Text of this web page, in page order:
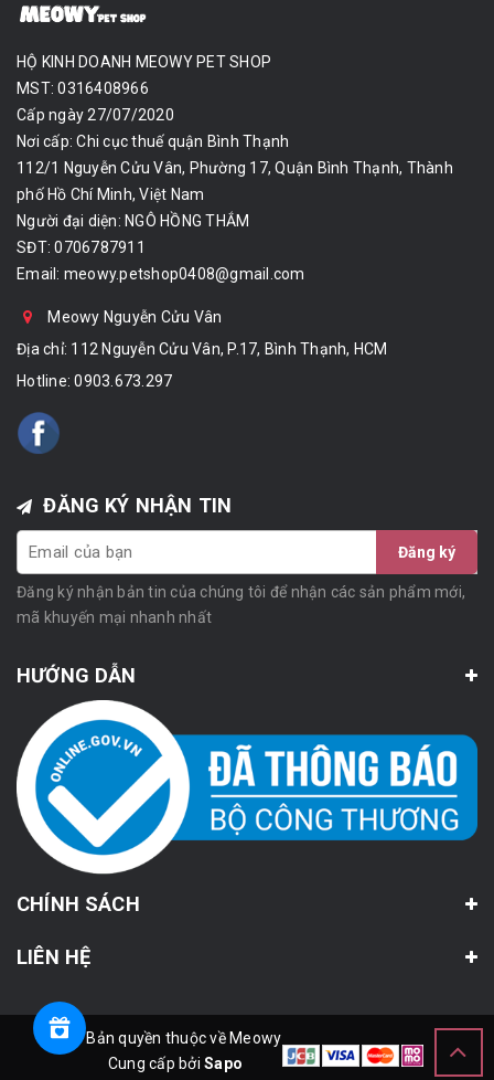
HỘ KINH DOANH MEOWY PET SHOP
MST: 0316408966
Cấp ngày 27/07/2020
Nơi cấp: Chi cục thuế quận Bình Thạnh
112/1 Nguyễn Cửu Vân, Phường 17, Quận Bình Thạnh, Thành
phố Hồ Chí Minh, Việt Nam
Người đại diện: NGÔ HỒNG THẮM
SĐT: 0706787911
Email: meowy.petshop0408@gmail.com
Meowy Nguyễn Cửu Vân
Địa chỉ: 112 Nguyễn Cửu Vân, P.17, Bình Thạnh, HCM
Hotline:0903.673.297
ĐĂNG KÝ NHẬN TIN
Đăng ký
Đăng ký nhận bản tin của chúng tôi để nhận các sản phẩm mới,
mã khuyến mại nhanh nhất
HƯỚNG DẪN
CHÍNH SÁCH
LIÊN HỆ
© Bản quyền thuộc về Meowy
Cung cấp bởiSapo